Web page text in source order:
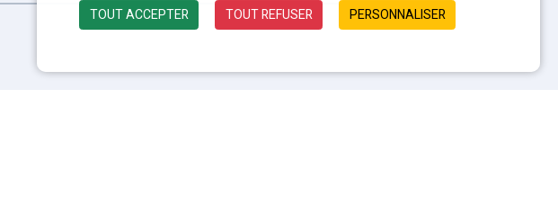
TOUT ACCEPTER TOUT REFUSER PERSONNALISER